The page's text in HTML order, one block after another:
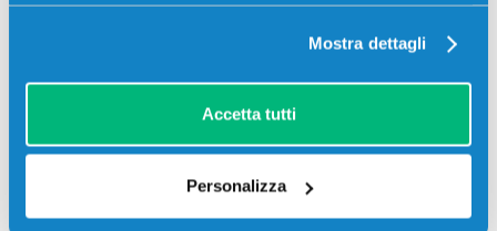
Mostra dettagli
Accetta tutti
Personalizza
giorni ore min
55
sec
Più acquisti, più risparmi:Visita la pagina prodotto per
visualizzare l'offerta